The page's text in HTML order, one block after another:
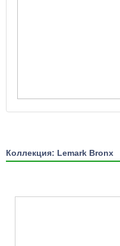
Коллекция: Lemark Bronx